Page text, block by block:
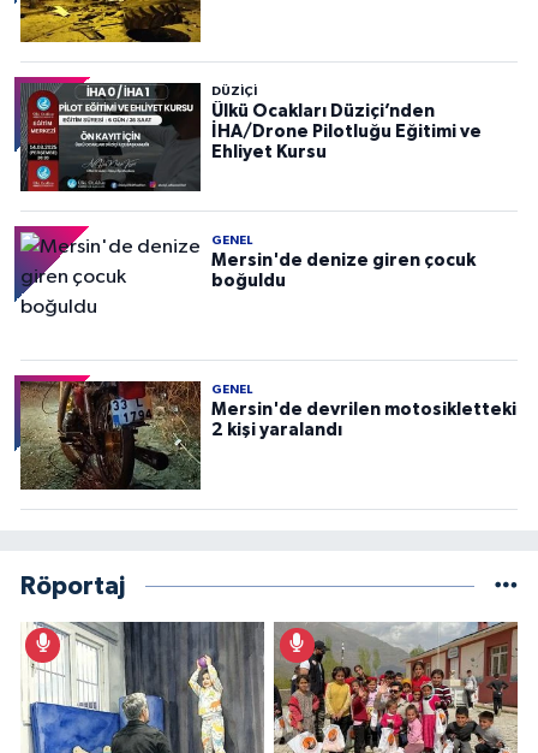
DÜZIÇI
Ülkü Ocakları Düziçi’nden
İHA/Drone Pilotluğu Eğitimi ve
Ehliyet Kursu
GENEL
Mersin'de denize giren çocuk
boğuldu
GENEL
Mersin'de devrilen motosikletteki
2 kişi yaralandı
Röportaj